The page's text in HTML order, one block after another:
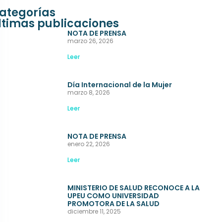
publicaciones
NOTA DE PRENSA
marzo 26, 2026
Leer
Día Internacional de la Mujer
marzo 8, 2026
Leer
NOTA DE PRENSA
enero 22, 2026
Leer
MINISTERIO DE SALUD RECONOCE A LA
UPEU COMO UNIVERSIDAD
PROMOTORA DE LA SALUD
diciembre 11, 2025